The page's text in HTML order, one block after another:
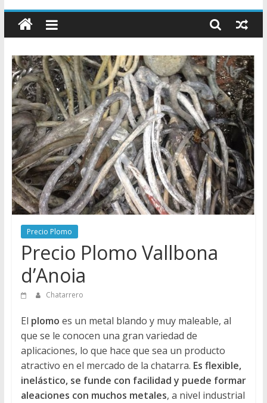
Chatarreros
–
Precio
de
Chatarra
Directorio
de
Chatarreros
para
vender
Chatarra
Precio Plomo
Precio Plomo Vallbona
d’Anoia
Chatarrero
El plomo es un metal blando y muy maleable, al
que se le conocen una gran variedad de
aplicaciones, lo que hace que sea un producto
atractivo en el mercado de la chatarra. Es flexible,
inelástico, se funde con facilidad y puede formar
aleaciones con muchos metales, a nivel industrial